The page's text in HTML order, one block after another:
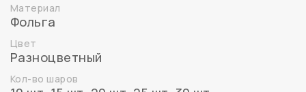
Материал
Фольга
Цвет
Разноцветный
Кол-во шаров